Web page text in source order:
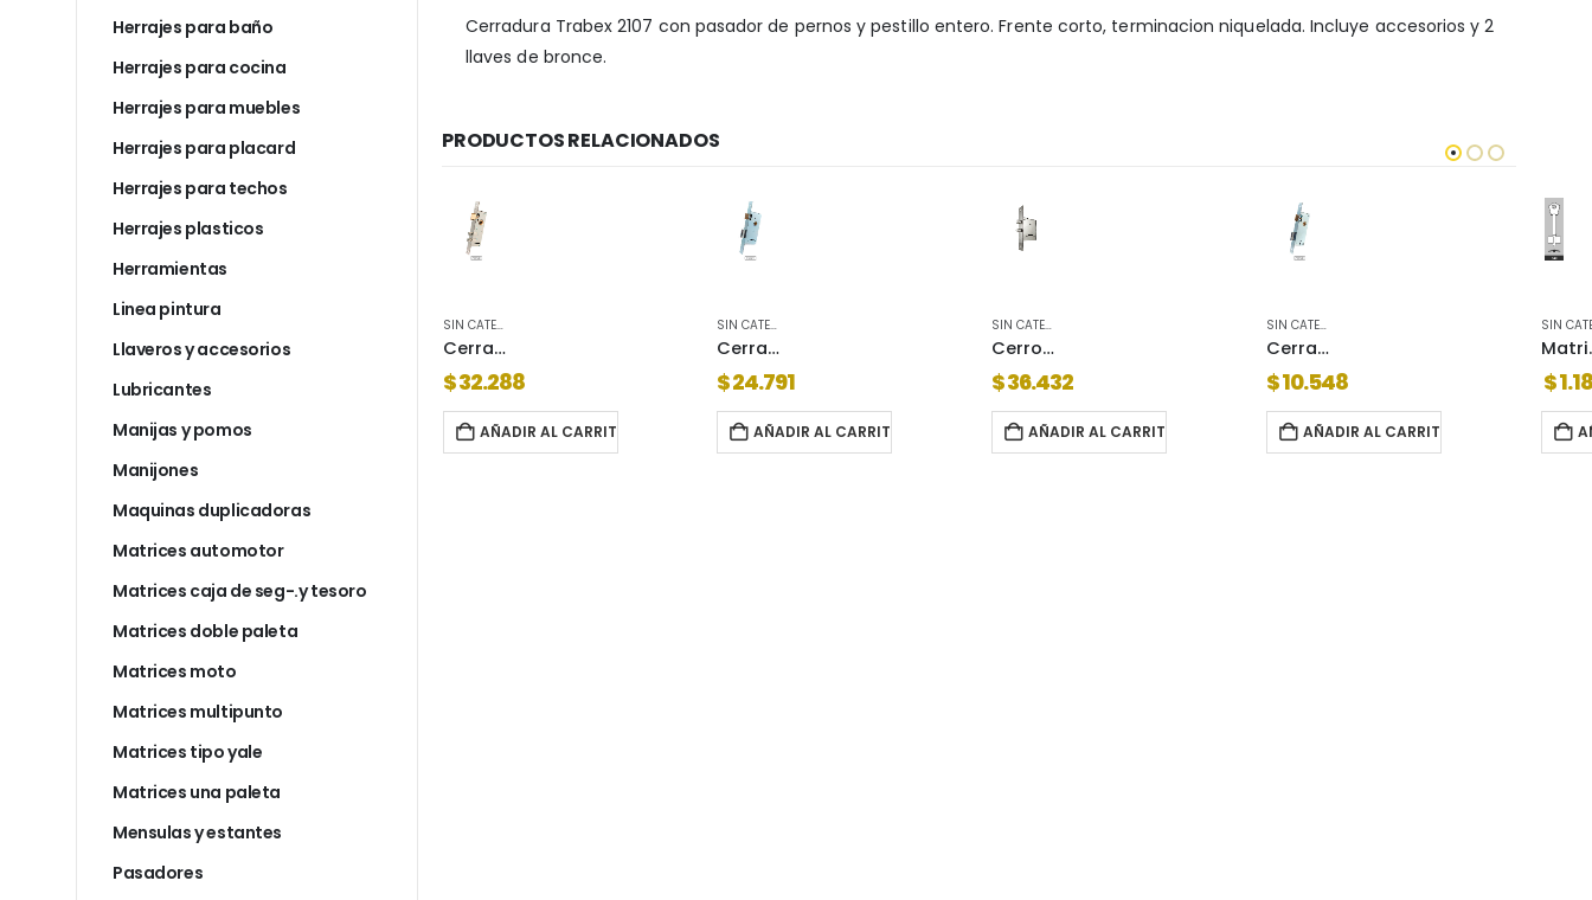
Cerradura Trabex 2107 con pasador de pernos y pestillo entero. Frente corto, terminacion niquelada. Incluye accesorios y 2
llaves de bronce.
PRODUCTOS RELACIONADOS
Cerradura prive 108 picaporte tipo ascensor
$16.483
AÑADIR AL CARRITO
SIN CATEGORIZAR
Cerradura prive 204
$32.288
AÑADIR AL CARRITO
SIN CATEGORIZAR
Cerradura prive 200 en caja
$24.791
AÑADIR AL CARRITO
SIN CATEGORIZAR
Cerrojo trabex 625
$36.432
AÑADIR AL CARRITO
SIN CATEGORIZAR
Cerradura prive 101
$10.548
AÑADIR AL CARRITO
$
Herrajes para baño
Herrajes para cocina
Herrajes para muebles
Herrajes para placard
Herrajes para techos
Herrajes plasticos
Herramientas
Linea pintura
Llaveros y accesorios
Lubricantes
Manijas y pomos
Manijones
Maquinas duplicadoras
Matrices automotor
Matrices caja de seg-.y tesoro
Matrices doble paleta
Matrices moto
Matrices multipunto
Matrices tipo yale
Matrices una paleta
Mensulas y estantes
Pasadores